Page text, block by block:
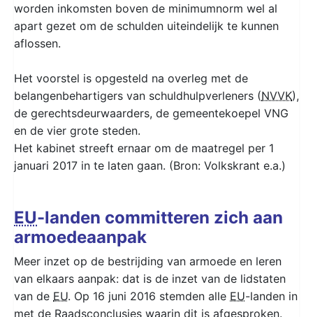
worden inkomsten boven de minimumnorm wel al
apart gezet om de schulden uiteindelijk te kunnen
aflossen.
Het voorstel is opgesteld na overleg met de
belangenbehartigers van schuldhulpverleners (NVVK),
de gerechtsdeurwaarders, de gemeentekoepel VNG
en de vier grote steden.
Het kabinet streeft ernaar om de maatregel per 1
januari 2017 in te laten gaan. (Bron: Volkskrant e.a.)
EU-landen committeren zich aan
armoedeaanpak
Meer inzet op de bestrijding van armoede en leren
van elkaars aanpak: dat is de inzet van de lidstaten
van de EU. Op 16 juni 2016 stemden alle EU-landen in
met de Raadsconclusies waarin dit is afgesproken.